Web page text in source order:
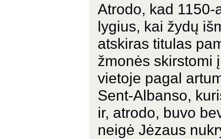
Atrodo, kad
lygius, kai žydų
atskiras titulas
žmonės skirstomi
vietoje pagal
Sent-Albanso,
ir, atrodo, buvo
neigė Jėzaus